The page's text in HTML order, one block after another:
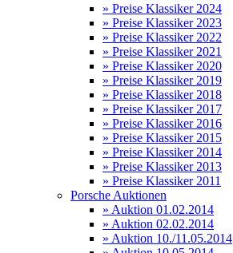
» Preise Klassiker 2024
» Preise Klassiker 2023
» Preise Klassiker 2022
» Preise Klassiker 2021
» Preise Klassiker 2020
» Preise Klassiker 2019
» Preise Klassiker 2018
» Preise Klassiker 2017
» Preise Klassiker 2016
» Preise Klassiker 2015
» Preise Klassiker 2014
» Preise Klassiker 2013
» Preise Klassiker 2011
Porsche Auktionen
» Auktion 01.02.2014
» Auktion 02.02.2014
» Auktion 10./11.05.2014